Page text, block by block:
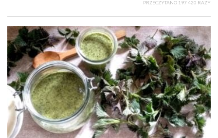
PRZECZYTANO 197 420 RAZY